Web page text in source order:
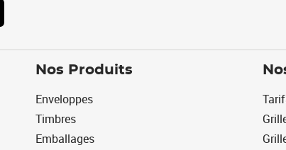
Nos Produits
Enveloppes
Timbres
Emballages